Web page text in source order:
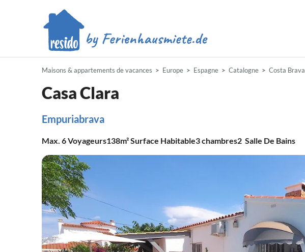
Maisons & appartements de vacances Europe Espagne Catalogne Costa Brava
Casa Clara
Empuriabrava
Max. 6Voyageurs138m²Surface Habitable3chambres2 Salle De Bains